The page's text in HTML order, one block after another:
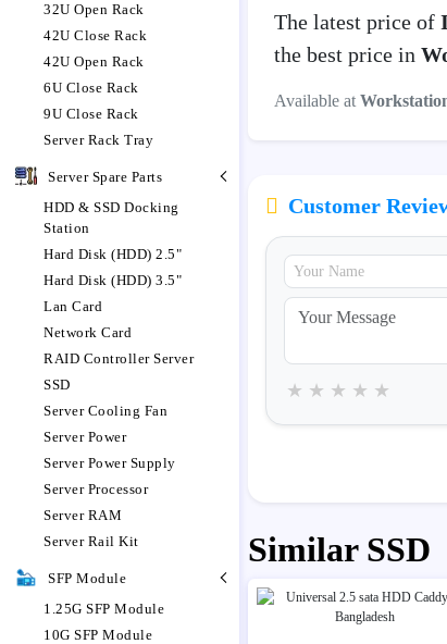
32U Open Rack
42U Close Rack
42U Open Rack
6U Close Rack
9U Close Rack
Server Rack Tray
Server Spare Parts
HDD & SSD Docking
Station
Hard Disk (HDD) 2.5"
Hard Disk (HDD) 3.5"
Lan Card
Network Card
RAID Controller Server
SSD
Server Cooling Fan
Server Power
Server Power Supply
Server Processor
Server RAM
Server Rail Kit
SFP Module
1.25G SFP Module
10G SFP Module
The latest price of
the best price in
Available at
Customer
★
★
★
★
★
Similar SSD